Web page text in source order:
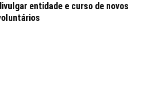
entidade e curso de novos